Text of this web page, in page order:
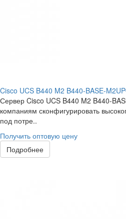
Cisco UCS B440 M2 B440-BASE-
Сервер Cisco UCS B440 M2 B440-
компаниям сконфигурировать
под потре..
Получить оптовую цену
Подробнее